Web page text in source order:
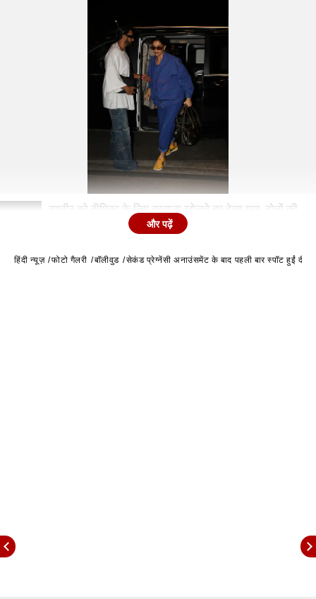
रणवीर को दीपिका के लिए दरवाजा खोलते हुए देखा गया. दोनों की
जोड़ी कपल गोल्स देती है. और पढ़ें
हिंदी न्यूज़ फोटो गैलरी बॉलीवुड सेकंड प्रेग्नेंसी अनाउंसमेंट के बाद पहली बार स्पॉट हुईं